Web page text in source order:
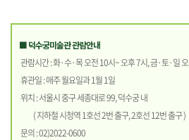
■ 덕수궁미술관 관람안내
관람시간 : 화·수·목 오전 10시~ 오후 7시, 금·토·일
휴관일 : 매주 월요일과 1월 1일
위치 : 서울시 중구 세종대로 99, 덕수궁 내
( 지하철 시청역 1호선 2번 출구, 2호선 12번 출구 )
문의 : 02)2022-0600